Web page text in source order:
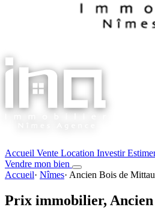
Accueil Vente Location Investir
Vendre mon bien
Accueil· Nîmes· Ancien Bois de Mittau
Prix immobilier,